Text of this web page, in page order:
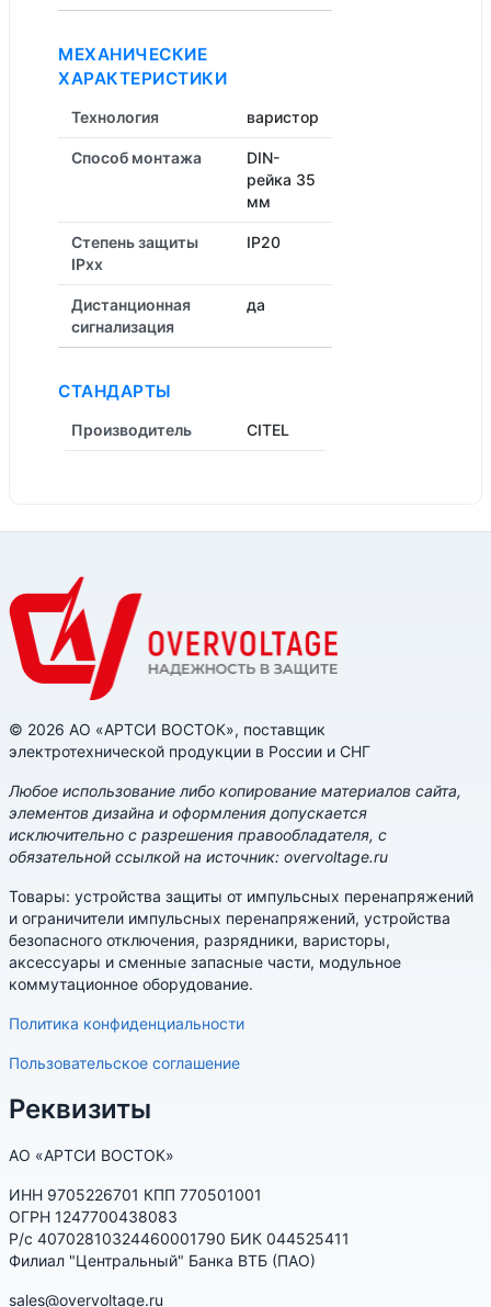
МЕХАНИЧЕСКИЕ
ХАРАКТЕРИСТИКИ
Технология варистор
Способ монтажа
DIN-
рейка 35
мм
Степень защиты
IPxx
IP20
Дистанционная
cигнализация
да
СТАНДАРТЫ
Производитель CITEL
© 2026 АО «АРТСИ ВОСТОК», поставщик
электротехнической продукции в России и СНГ
Любое использование либо копирование материалов сайта,
элементов дизайна и оформления допускается
исключительно с разрешения правообладателя, с
обязательной ссылкой на источник: overvoltage.ru
Товары: устройства защиты от импульсных перенапряжений
и ограничители импульсных перенапряжений, устройства
безопасного отключения, разрядники, варисторы,
аксессуары и сменные запасные части, модульное
коммутационное оборудование.
Политика конфиденциальности
Пользовательское соглашение
Реквизиты
АО «АРТСИ ВОСТОК»
ИНН 9705226701 КПП 770501001
ОГРН 1247700438083
Р/с 40702810324460001790 БИК 044525411
Филиал "Центральный" Банка ВТБ (ПАО)
sales@overvoltage.ru